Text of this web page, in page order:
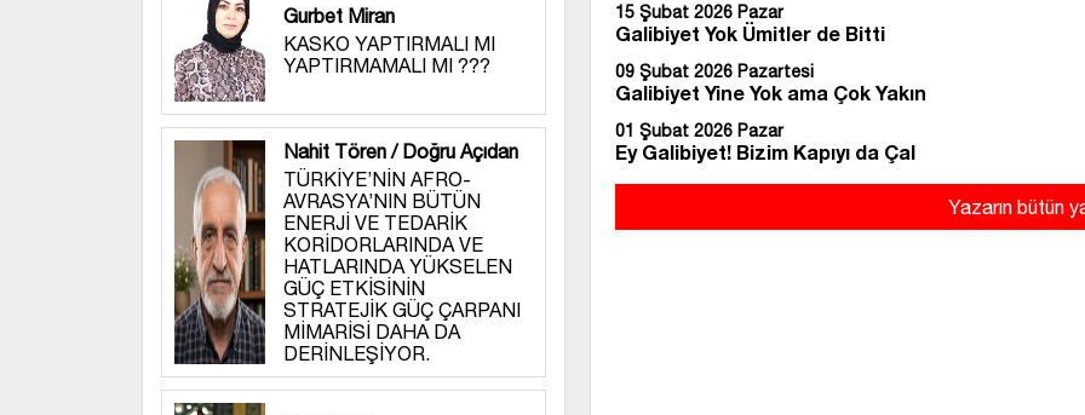
Gurbet Miran
KASKO YAPTIRMALI MI
YAPTIRMAMALI MI ???
Nahit Tören / Doğru Açıdan
TÜRKİYE’NİN AFRO-
AVRASYA’NIN BÜTÜN
ENERJİ VE TEDARİK
KORİDORLARINDA VE
HATLARINDA YÜKSELEN
GÜÇ ETKİSİNİN
STRATEJİK GÜÇ ÇARPANI
MİMARİSİ DAHA DA
DERİNLEŞİYOR.
15 Şubat 2026 Pazar
Galibiyet Yok Ümitler de Bitti
09 Şubat 2026 Pazartesi
Galibiyet Yine Yok ama Çok Yakın
01 Şubat 2026 Pazar
Ey Galibiyet! Bizim Kapıyı da Çal
Yazarın bütün